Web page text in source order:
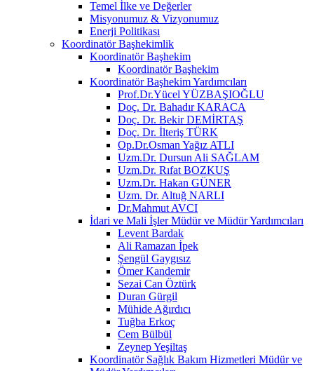
Temel İlke ve Değerler
Misyonumuz & Vizyonumuz
Enerji Politikası
Koordinatör Başhekimlik
Koordinatör Başhekim
Koordinatör Başhekim
Koordinatör Başhekim Yardımcıları
Prof.Dr.Yücel YÜZBAŞIOĞLU
Doç. Dr. Bahadır KARACA
Doç. Dr. Bekir DEMİRTAŞ
Doç. Dr. İlteriş TÜRK
Op.Dr.Osman Yağız ATLI
Uzm.Dr. Dursun Ali SAĞLAM
Uzm.Dr. Rıfat BOZKUŞ
Uzm.Dr. Hakan GÜNER
Uzm. Dr. Altuğ NARLI
Dr.Mahmut AVCI
İdari ve Mali İşler Müdür ve Müdür Yardımcıları
Levent Bardak
Ali Ramazan İpek
Şengül Gaygısız
Ömer Kandemir
Sezai Can Öztürk
Duran Gürgil
Mühide Ağırdıcı
Tuğba Erkoç
Cem Bülbül
Zeynep Yeşiltaş
Koordinatör Sağlık Bakım Hizmetleri Müdür ve